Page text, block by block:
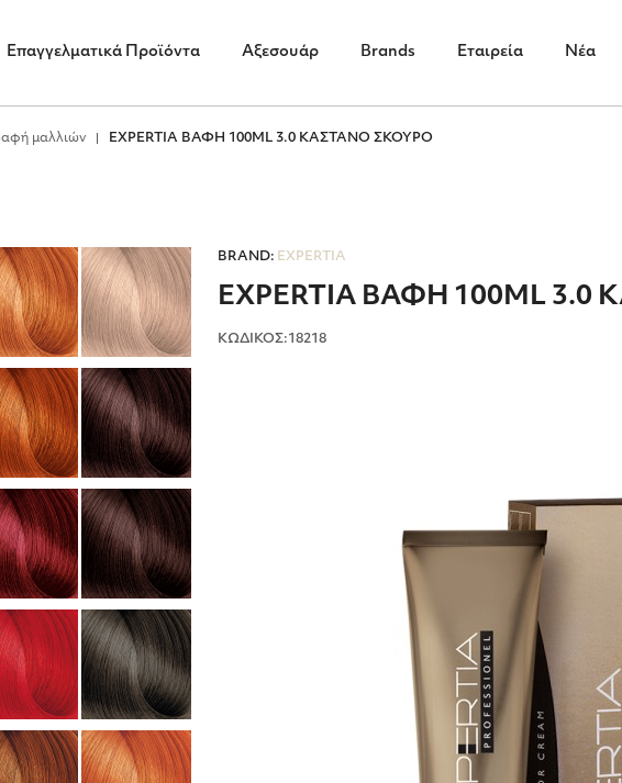
Επαγγελματικά Προϊόντα Αξεσουάρ Brands Εταιρεία Νέα
μαλλιών EXPERTIA ΒΑΦΗ 100ML 3.0 ΚΑΣΤΑΝΟ ΣΚΟΥΡΟ
BRAND: EXPERTIA
EXPERTIA ΒΑΦΗ 100ML
ΚΩΔΙΚΟΣ:18218